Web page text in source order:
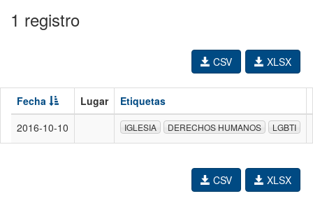
1 registro
XLSX
CSV
Fecha Lugar Etiquetas
2016-10-10
IGLESIA DERECHOS HUMANOS LGBTI
XLSX
CSV